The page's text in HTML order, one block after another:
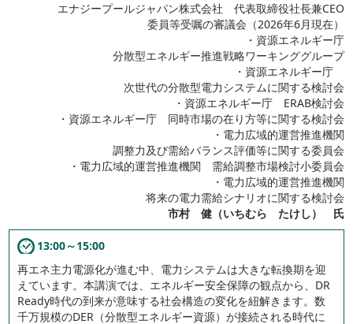
エナジープールジャパン株式会社 代表取締役社長兼CEO
委員等受嘱の審議会（2026年6月現在）
・資源エネルギー庁
分散型エネルギー推進戦略ワーキンググループ
・資源エネルギー庁
次世代の分散型電力システムに関する検討会
・資源エネルギー庁 ERAB検討会
・資源エネルギー庁 同時市場の在り方等に関する検討会
・電力広域的運営推進機関
調整力及び需給バランス評価等に関する委員会
・電力広域的運営推進機関 需給調整市場検討小委員会
・電力広域的運営推進機関
将来の電力需給シナリオに関する検討会
市村 健（いちむら たけし） 氏
13:00～15:00
再エネ主力電源化が進む中、電力システムは大きな転換期を迎
えています。本講演では、エネルギー安全保障の観点から、DR
Ready時代の到来が意味する社会構造の変化を紐解きます。数
千万規模のDER（分散型エネルギー資源）が接続される時代に